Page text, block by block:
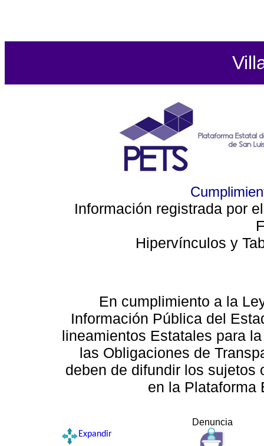
Información registrada por
Hipervínculos y
En cumplimiento a la
Información Pública del
lineamientos Estatales para
las Obligaciones de
deben de difundir los sujetos
en la Plataforma
Denuncia
Expandir